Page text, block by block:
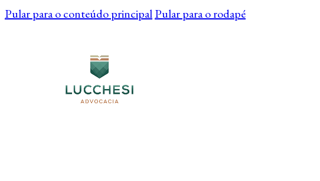
Pular para o conteúdo principalPular para o rodapé